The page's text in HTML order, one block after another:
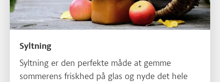
Syltning
Syltning er den perfekte måde at gemme
sommerens friskhed på glas og nyde det hele